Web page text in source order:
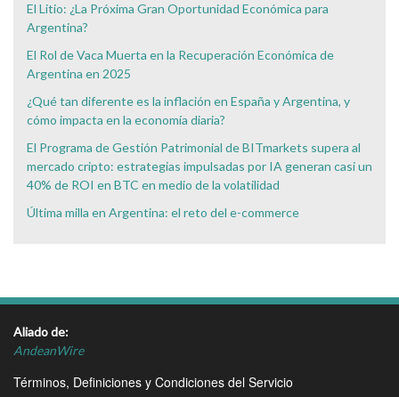
El Litio: ¿La Próxima Gran Oportunidad Económica para
Argentina?
El Rol de Vaca Muerta en la Recuperación Económica de
Argentina en 2025
¿Qué tan diferente es la inflación en España y Argentina, y
cómo impacta en la economía diaria?
El Programa de Gestión Patrimonial de BITmarkets supera al
mercado cripto: estrategias impulsadas por IA generan casi un
40% de ROI en BTC en medio de la volatilidad
Última milla en Argentina: el reto del e-commerce
Aliado de:
AndeanWire
Términos, Definiciones y Condiciones del Servicio